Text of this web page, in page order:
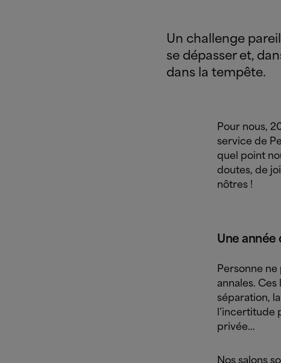
Un challenge
se dépasser et,
dans la tempête.
Pour nous,
service de
quel point
doutes, de
nôtres !
Une année
Personne
annales.
séparation,
l’incertitude
privée…
Nos salons